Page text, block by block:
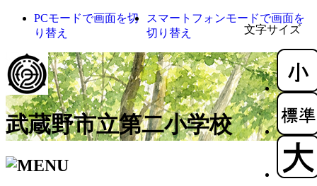
文字サイズ
PCモードで画面を切
り替え
スマートフォンモードで画面を
切り替え
武蔵野市立第二小学校